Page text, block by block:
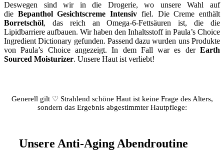
Deswegen sind wir in die Drogerie, wo unsere Wahl auf
die Bepanthol Gesichtscreme Intensiv fiel. Die Creme enthält
Borretschöl, das reich an Omega-6-Fettsäuren ist, die die
Lipidbarriere aufbauen. Wir haben den Inhaltsstoff in Paula’s Choice
Ingredient Dictionary gefunden. Passend dazu wurden uns Produkte
von Paula’s Choice angezeigt. In dem Fall war es der Earth
Sourced Moisturizer. Unsere Haut ist verliebt!
Generell gilt ♡ Strahlend schöne Haut ist keine Frage des Alters,
sondern das Ergebnis abgestimmter Hautpflege:
Unsere Anti-Aging Abendroutine